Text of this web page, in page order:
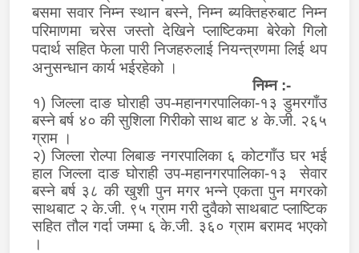
बसमा सवार निम्न स्थान बस्ने, निम्न ब्यक्तिहरुबाट निम्न
परिमाणमा चरेस जस्तो देखिने प्लाष्टिकमा बेरेको गिलो
पदार्थ सहित फेला पारी निजहरुलाई नियन्त्रणमा लिई थप
अनुसन्धान कार्य भईरहेको ।
निम्न :-
१) जिल्ला दाङ घोराही उप-महानगरपालिका-१३ डुमरगाँउ
बस्ने बर्ष ४० की सुशिला गिरीको साथ बाट ४ के.जी. २६५
ग्राम ।
२) जिल्ला रोल्पा लिबाङ नगरपालिका ६ कोटगाँउ घर भई
हाल जिल्ला दाङ घोराही उप-महानगरपालिका-१३ सेवार
बस्ने बर्ष ३८ की खुशी पुन मगर भन्ने एकता पुन मगरको
साथबाट २ के.जी. ९५ ग्राम गरी दुवैको साथबाट प्लाष्टिक
सहित तौल गर्दा जम्मा ६ के.जी. ३६० ग्राम बरामद भएको
।